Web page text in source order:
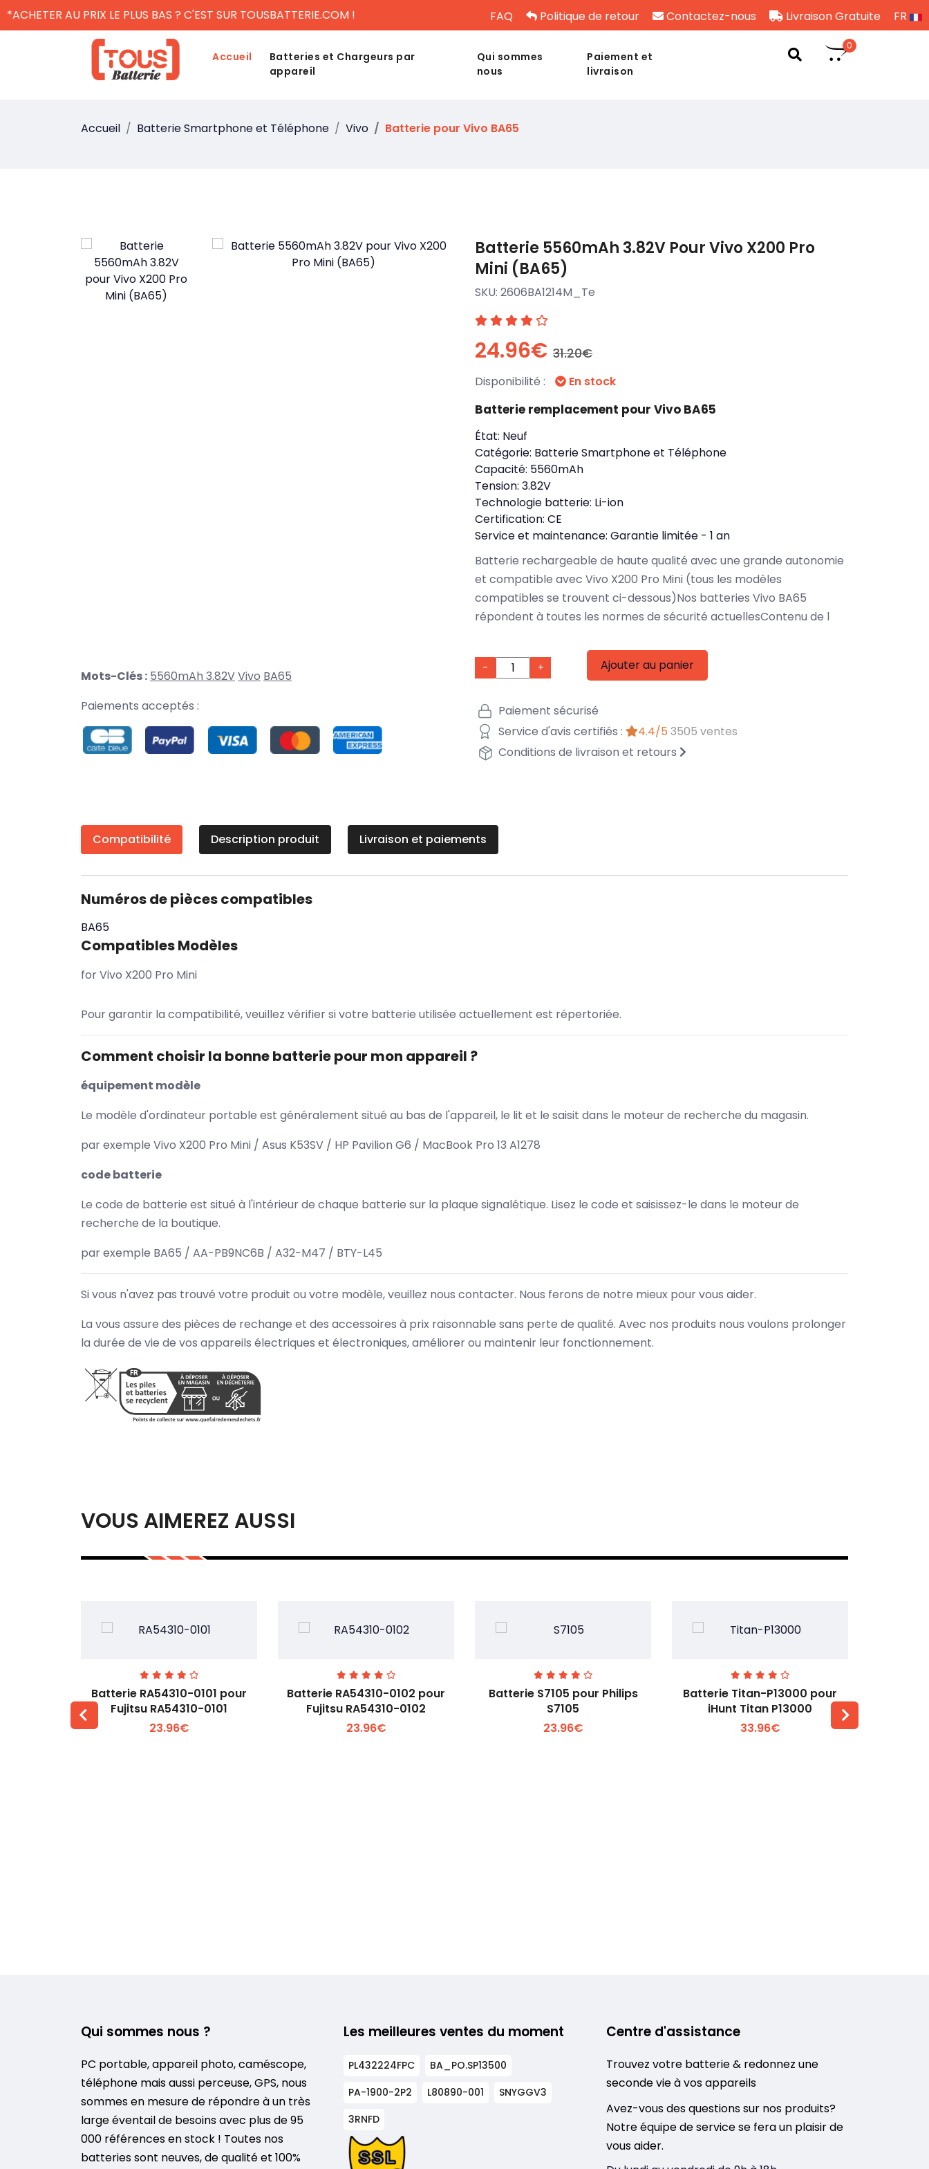
*ACHETER AU PRIX LE PLUS BAS ? C'EST SUR TOUSBATTERIE.COM ! FAQ Politique de retour Contactez-nous Livraison Gratuite FR
Accueil
Batteries et Chargeurs par
appareil
Qui sommes
nous
Paiement et
livraison
0
Accueil Batterie Smartphone et Téléphone Vivo Batterie pour Vivo BA65
Mots-Clés : 5560mAh 3.82VVivo BA65
Paiements acceptés :
Batterie 5560mAh 3.82V Pour Vivo X200 Pro
Mini (BA65)
SKU: 2606BA1214M_Te
24.96€ 31.20€
Disponibilité : En stock
Batterie remplacement pour Vivo BA65
État: Neuf
Catégorie: Batterie Smartphone et Téléphone
Capacité: 5560mAh
Tension: 3.82V
Technologie batterie: Li-ion
Certification: CE
Service et maintenance: Garantie limitée - 1 an
Batterie rechargeable de haute qualité avec une grande autonomie
et compatible avec Vivo X200 Pro Mini (tous les modèles
compatibles se trouvent ci-dessous)Nos batteries Vivo BA65
répondent à toutes les normes de sécurité actuellesContenu de l
- + Ajouter au panier
Paiement sécurisé
Service d'avis certifiés :
4.4/5 3505 ventes
Conditions de livraison et retours
Compatibilité Description produit Livraison et paiements
Numéros de pièces compatibles
BA65
Compatibles Modèles
for Vivo X200 Pro Mini
Pour garantir la compatibilité, veuillez vérifier si votre batterie utilisée actuellement est répertoriée.
Comment choisir la bonne batterie pour mon appareil ?
équipement modèle
Le modèle d'ordinateur portable est généralement situé au bas de l'appareil, le lit et le saisit dans le moteur de recherche du magasin.
par exemple Vivo X200 Pro Mini / Asus K53SV / HP Pavilion G6 / MacBook Pro 13 A1278
code batterie
Le code de batterie est situé à l'intérieur de chaque batterie sur la plaque signalétique. Lisez le code et saisissez-le dans le moteur de
recherche de la boutique.
par exemple BA65 / AA-PB9NC6B / A32-M47 / BTY-L45
Si vous n'avez pas trouvé votre produit ou votre modèle, veuillez nous contacter. Nous ferons de notre mieux pour vous aider.
La vous assure des pièces de rechange et des accessoires à prix raisonnable sans perte de qualité. Avec nos produits nous voulons prolonger
la durée de vie de vos appareils électriques et électroniques, améliorer ou maintenir leur fonctionnement.
VOUS AIMEREZ AUSSI
Voir plus +
Batterie RA54310-0101 pour
Fujitsu RA54310-0101
23.96€
Voir plus +
Batterie RA54310-0102 pour
Fujitsu RA54310-0102
23.96€
Voir plus +
Batterie S7105 pour Philips
S7105
23.96€
Voir plus +
Batterie Titan-P13000 pour
iHunt Titan P13000
33.96€
Qui sommes nous ?
PC portable, appareil photo, caméscope,
téléphone mais aussi perceuse, GPS, nous
sommes en mesure de répondre à un très
large éventail de besoins avec plus de 95
000 références en stock ! Toutes nos
batteries sont neuves, de qualité et 100%
Les meilleures ventes du moment
PL432224FPC
BA_PO.SP13500
PA-1900-2P2
L80890-001
SNYGGV3
3RNFD
Centre d'assistance
Trouvez votre batterie & redonnez une
seconde vie à vos appareils
Avez-vous des questions sur nos produits?
Notre équipe de service se fera un plaisir de
vous aider.